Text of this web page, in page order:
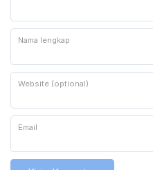
Nama lengkap
Website (optional)
Email